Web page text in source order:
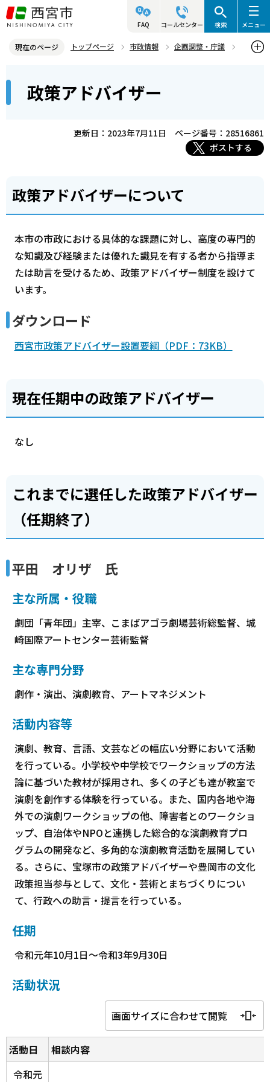
こ
の
ジ
先
FAQ コールセンター 検索 メニュー
現在のページ トップページ 市政情報
企画調整・庁議
こ
政策アドバイザー
更新日：2023年7月11日
ページ番号：28516861
ポストする
政策アドバイザーについて
本市の市政における具体的な課題に対し、高度の専門的
な知識及び経験または優れた識見を有する者から指導ま
たは助言を受けるため、政策アドバイザー制度を設けて
います。
ダウンロード
西宮市政策アドバイザー設置要綱（PDF：73KB）
現在任期中の政策アドバイザー
なし
これまでに選任した政策アドバイザー
（任期終了）
平田 オリザ 氏
主な所属・役職
劇団「青年団」主宰、こまばアゴラ劇場芸術総監督、城
崎国際アートセンター芸術監督
主な専門分野
劇作・演出、演劇教育、アートマネジメント
活動内容等
演劇、教育、言語、文芸などの幅広い分野において活動
を行っている。小学校や中学校でワークショップの方法
論に基づいた教材が採用され、多くの子ども達が教室で
演劇を創作する体験を行っている。また、国内各地や海
外での演劇ワークショップの他、障害者とのワークショ
ップ、自治体やNPOと連携した総合的な演劇教育プロ
グラムの開発など、多角的な演劇教育活動を展開してい
る。さらに、宝塚市の政策アドバイザーや豊岡市の文化
政策担当参与として、文化・芸術とまちづくりについ
て、行政への助言・提言を行っている。
任期
令和元年10月1日～令和3年9月30日
活動状況
画面サイズに合わせて閲覧
活動日
相談内容
令和元